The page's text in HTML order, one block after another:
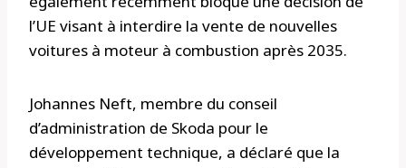
l’UE visant à interdire la vente de nouvelles
voitures à moteur à combustion après 2035.
Johannes Neft, membre du conseil
d’administration de Skoda pour le
développement technique, a déclaré que la